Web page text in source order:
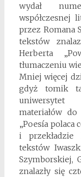
wydał
współczesnej
przez Romana
tekstów
Herberta
tłumaczeniu
Mniej więcej
gdyż tomik
uniwersytet
materiałów
„Poesía polaca
i przekładzie
tekstów
Szymborskiej,
znalazły się